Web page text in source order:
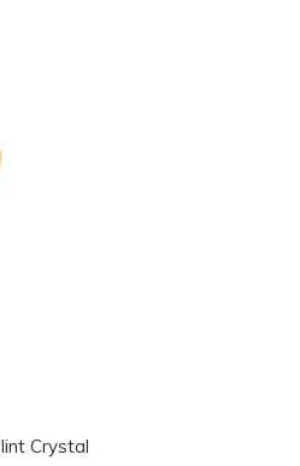
Crystal